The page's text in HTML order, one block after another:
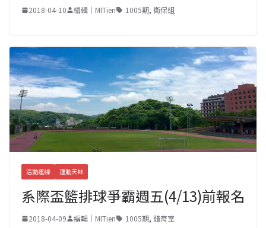
2018-04-10 編輯｜MITien 1005期, 衛保組
活動連線 運動天地
系際盃籃排球爭霸週五(4/13)前報名
2018-04-09 編輯｜MITien 1005期, 體育室